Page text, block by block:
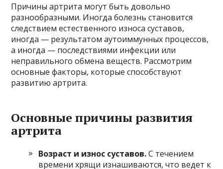
Причины артрита могут быть довольно
разнообразными. Иногда болезнь становится
следствием естественного износа суставов,
иногда — результатом аутоиммунных процессов,
а иногда — последствиями инфекции или
неправильного обмена веществ. Рассмотрим
основные факторы, которые способствуют
развитию артрита.
Основные причины развития
артрита
Возраст и износ суставов.С течением
времени хрящи изнашиваются, что ведет к